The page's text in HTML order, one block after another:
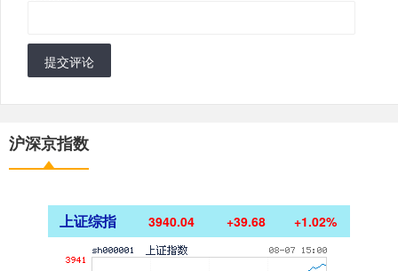
提交评论
沪深京指数
上证综指 3940.04 +39.68 +1.02%